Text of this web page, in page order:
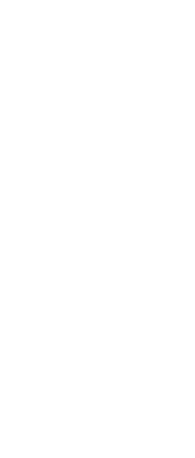
und
sich viele Angebote
Leistungen bietet
ist die Planung,
Zahnarzt Wandsbek
nachvollziehbare
verbindet.